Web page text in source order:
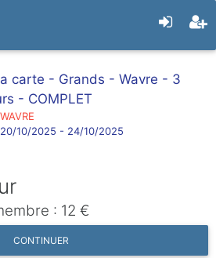
carte - Grands - Wavre - 3
- COMPLET
WAVRE
20/10/2025 - 24/10/2025
: 12 €
CONTINUER